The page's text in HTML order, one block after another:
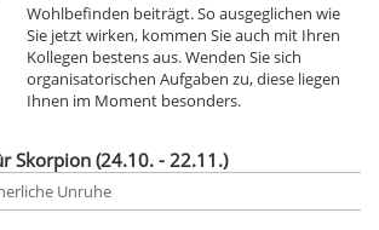
Wohlbefinden beiträgt. So ausgeglichen wie
Sie jetzt wirken, kommen Sie auch mit Ihren
Kollegen bestens aus. Wenden Sie sich
organisatorischen Aufgaben zu, diese liegen
Ihnen im Moment besonders.
Skorpion (24.10. - 22.11.)
Unruhe